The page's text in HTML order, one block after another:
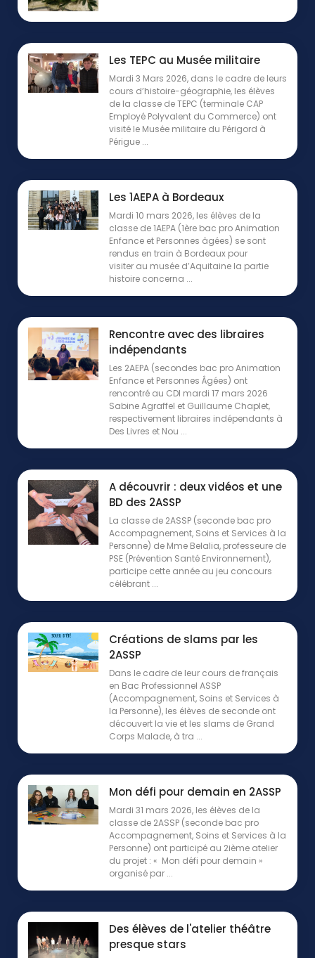
Les TEPC au Musée militaire
Mardi 3 Mars 2026, dans le cadre de leurs
cours d’histoire-géographie, les élèves
de la classe de TEPC (terminale CAP
Employé Polyvalent du Commerce) ont
visité le Musée militaire du Périgord à
Périgue ...
Les 1AEPA à Bordeaux
Mardi 10 mars 2026, les élèves de la
classe de 1AEPA (1ère bac pro Animation
Enfance et Personnes âgées) se sont
rendus en train à Bordeaux pour
visiter au musée d’Aquitaine la partie
histoire concerna ...
Rencontre avec des libraires
indépendants
Les 2AEPA (secondes bac pro Animation
Enfance et Personnes Âgées) ont
rencontré au CDI mardi 17 mars 2026
Sabine Agraffel et Guillaume Chaplet,
respectivement libraires indépendants à
Des Livres et Nou ...
A découvrir : deux vidéos et une
BD des 2ASSP
La classe de 2ASSP (seconde bac pro
Accompagnement, Soins et Services à la
Personne) de Mme Belalia, professeure de
PSE (Prévention Santé Environnement),
participe cette année au jeu concours
célébrant ...
Créations de slams par les
2ASSP
Dans le cadre de leur cours de français
en Bac Professionnel ASSP
(Accompagnement, Soins et Services à
la Personne), les élèves de seconde ont
découvert la vie et les slams de Grand
Corps Malade, à tra ...
Mon défi pour demain en 2ASSP
Mardi 31 mars 2026, les élèves de la
classe de 2ASSP (seconde bac pro
Accompagnement, Soins et Services à la
Personne) ont participé au 2ième atelier
du projet : « Mon défi pour demain »
organisé par ...
Des élèves de l'atelier théâtre
presque stars